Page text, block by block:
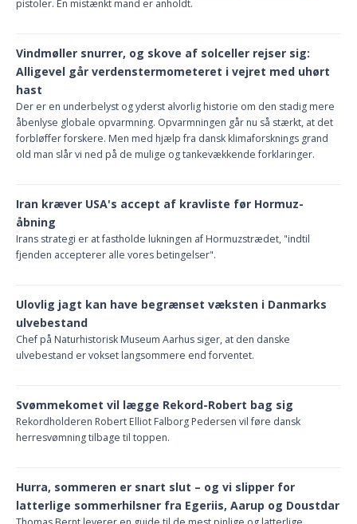
pistoler. En mistænkt mand er anholdt.
Vindmøller snurrer, og skove af solceller rejser sig:
Alligevel går verdenstermometeret i vejret med uhørt
hast
Der er en underbelyst og yderst alvorlig historie om den stadig mere
åbenlyse globale opvarmning. Opvarmningen går nu så stærkt, at det
forbløffer forskere. Men med hjælp fra dansk klimaforsknings grand
old man slår vi ned på de mulige og tankevækkende forklaringer.
Iran kræver USA's accept af kravliste før Hormuz-
åbning
Irans strategi er at fastholde lukningen af Hormuzstrædet, "indtil
fjenden accepterer alle vores betingelser".
Ulovlig jagt kan have begrænset væksten i Danmarks
ulvebestand
Chef på Naturhistorisk Museum Aarhus siger, at den danske
ulvebestand er vokset langsommere end forventet.
Svømmekomet vil lægge Rekord-Robert bag sig
Rekordholderen Robert Elliot Falborg Pedersen vil føre dansk
herresvømning tilbage til toppen.
Hurra, sommeren er snart slut – og vi slipper for
latterlige sommerhilsner fra Egeriis, Aarup og Doustdar